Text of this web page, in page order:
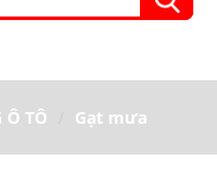
Ô TÔ Gạt mưa